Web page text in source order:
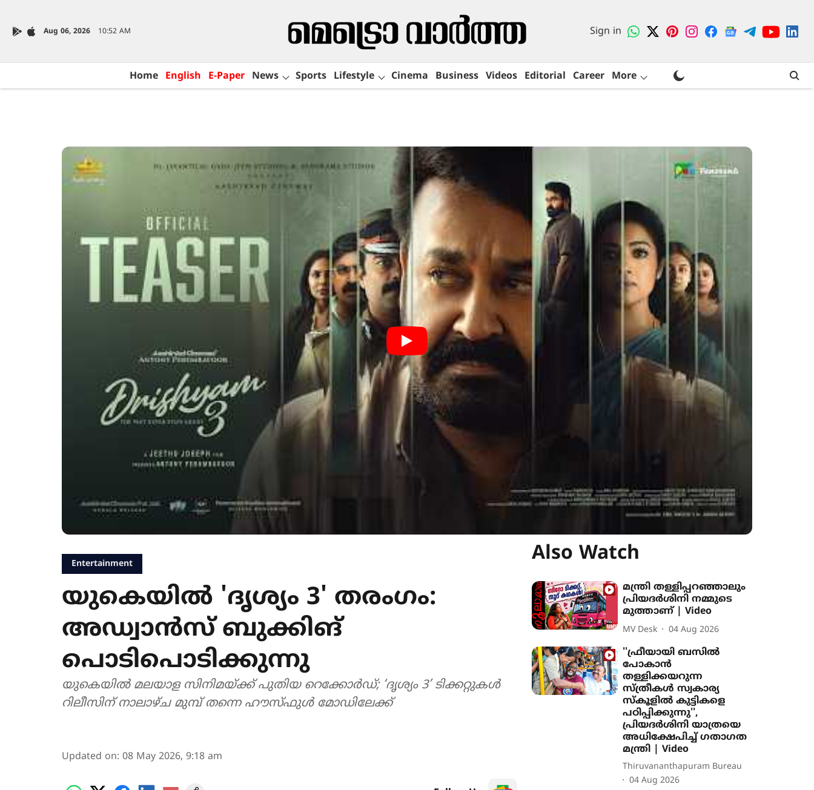
Aug 06, 2026 10:52 AM Sign in
Home English E-Paper News Sports Lifestyle Cinema Business Videos Editorial Career More
Entertainment
യുകെയിൽ 'ദൃശ്യം 3' തരംഗം:
അഡ്വാൻസ് ബുക്കിങ്
പൊടിപൊടിക്കുന്നു
യുകെയിൽ മലയാള സിനിമയ്ക്ക് പുതിയ റെക്കോർഡ്; ‘ദൃശ്യം 3’ ടിക്കറ്റുകൾ
റിലീസിന് നാലാഴ്ച മുമ്പ് തന്നെ ഹൗസ്‌ഫുൾ മോഡിലേക്ക്
Updated on: 08 May 2026, 9:18 am
Also Watch
മന്ത്രി തള്ളിപ്പറഞ്ഞാലും
പ്രിയദർശിനി നമ്മുടെ
മുത്താണ് | Video
MV Desk 04 Aug 2026
''ഫ്രീയായി ബസിൽ
പോകാൻ
തള്ളിക്കയറുന്ന
സ്ത്രീകൾ സ്വകാര്യ
സ്കൂളിൽ കുട്ടികളെ
പഠിപ്പിക്കുന്നു'',
പ്രിയദർശിനി യാത്രയെ
അധിക്ഷേപിച്ച് ഗതാഗത
മന്ത്രി | Video
Thiruvananthapuram Bureau
04 Aug 2026